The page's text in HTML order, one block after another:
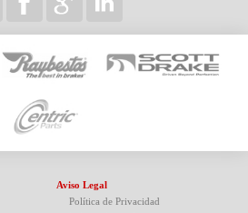
Aviso Legal
Política de Privacidad